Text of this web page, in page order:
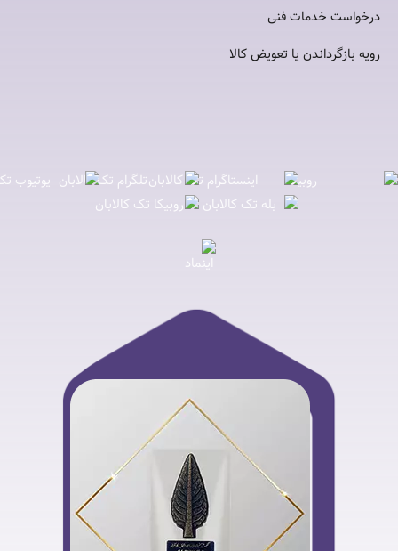
درخواست خدمات فنی
رویه بازگرداندن یا تعویض کالا